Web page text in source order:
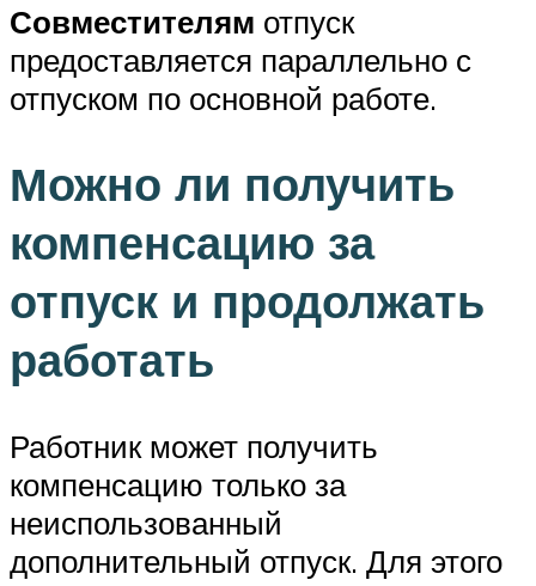
Совместителям отпуск
предоставляется параллельно с
отпуском по основной работе.
Можно ли получить
компенсацию за
отпуск и продолжать
работать
Работник может получить
компенсацию только за
неиспользованный
дополнительный отпуск. Для этого